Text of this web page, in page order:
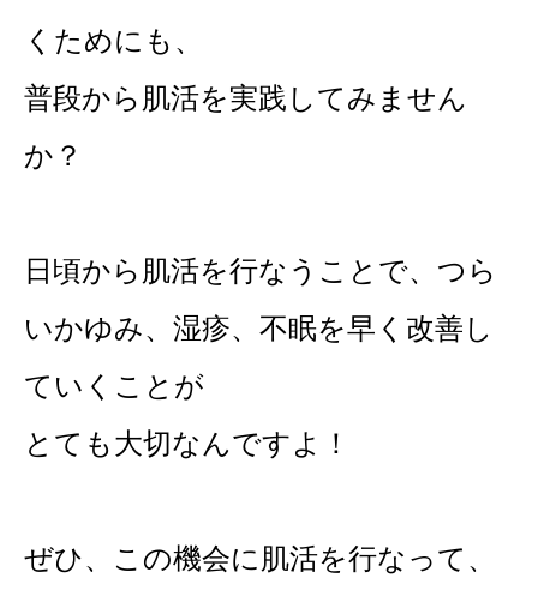
くためにも、
普段から肌活を実践してみません
か？
日頃から肌活を行なうことで、つら
いかゆみ、湿疹、不眠を早く改善し
ていくことが
とても大切なんですよ！
ぜひ、この機会に肌活を行なって、